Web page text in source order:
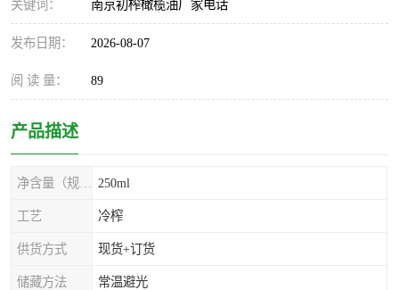
关键词： 南京初榨橄榄油厂家电话
发布日期： 2026-08-07
阅 读 量： 89
产品描述
250ml
工艺 冷榨
供货方式 现货+订货
储藏方法 常温避光